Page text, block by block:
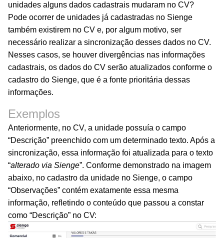
unidades alguns dados cadastrais mudaram no CV?
Pode ocorrer de unidades já cadastradas no Sienge
também existirem no CV e, por algum motivo, ser
necessário realizar a sincronização desses dados no CV.
Nesses casos, se houver divergências nas informações
cadastrais, os dados do CV serão atualizados conforme o
cadastro do Sienge, que é a fonte prioritária dessas
informações.
Exemplos
Anteriormente, no CV, a unidade possuía o campo
“Descrição” preenchido com um determinado texto. Após a
sincronização, essa informação foi atualizada para o texto
“alterado via Sienge”. Conforme demonstrado na imagem
abaixo, no cadastro da unidade no Sienge, o campo
“Observações” contém exatamente essa mesma
informação, refletindo o conteúdo que passou a constar
como “Descrição” no CV: